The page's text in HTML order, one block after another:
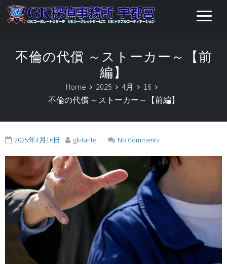
不倫の代償 ～ストーカー～【前
編】
Home 2025 4月
16
不倫の代償 ～ストーカー～【前編】
2025年4月16日 gk-tantei No Comments